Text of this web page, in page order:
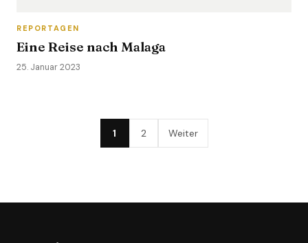
REPORTAGEN
Eine Reise nach Malaga
25. Januar 2023
1 2 Weiter